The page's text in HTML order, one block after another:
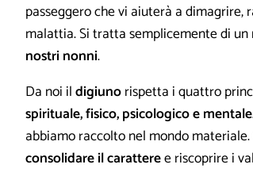
passeggero che vi aiuterà a
malattia. Si tratta semplicemente di un
nostri nonni.
Da noi ildigiunorispetta i quattro
spirituale, fisico, psicologico e mentale
abbiamo raccolto nel mondo
consolidare il caratteree riscoprire i